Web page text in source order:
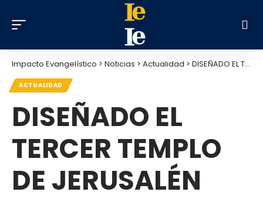
Impacto Evangelístico > Noticias > Actualidad > DISEÑADO EL TERCER TEMPLO DE JERUSALÉN
ACTUALIDAD
DISEÑADO EL
TERCER TEMPLO
DE JERUSALÉN